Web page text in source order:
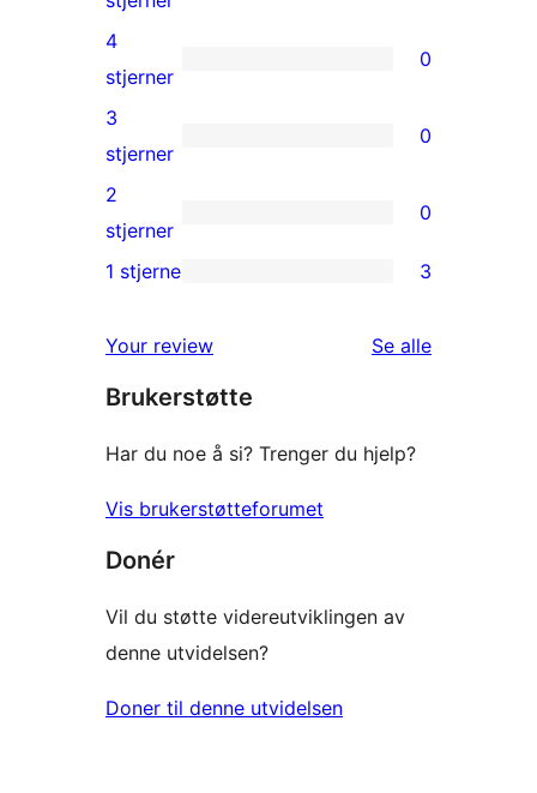
5-
star
reviews
0
4-
star
reviews
4
stjerner
0
0
3-
star
reviews
3
stjerner
0
0
2-
reviews
2
stjerner
0
star
reviews
1 stjerne 3
Your review Se alleomtalene
Brukerstøtte
Har du noe å si? Trenger du hjelp?
Vis brukerstøtteforumet
Donér
Vil du støtte videreutviklingen av
denne utvidelsen?
Doner til denne utvidelsen